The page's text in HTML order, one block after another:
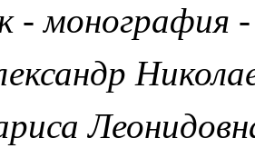
- монография -